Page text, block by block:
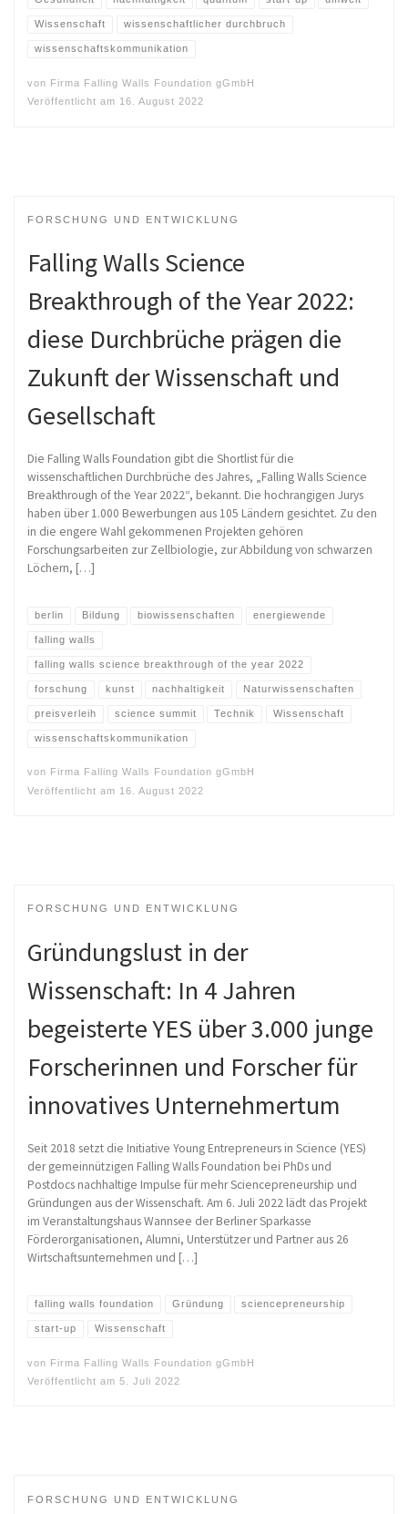
Wissenschaft wissenschaftlicher durchbruch
wissenschaftskommunikation
von Firma Falling Walls Foundation gGmbH
Veröffentlicht am 16. August 2022
FORSCHUNG UND ENTWICKLUNG
Falling Walls Science
Breakthrough of the Year 2022:
diese Durchbrüche prägen die
Zukunft der Wissenschaft und
Gesellschaft
Die Falling Walls Foundation gibt die Shortlist für die
wissenschaftlichen Durchbrüche des Jahres, „Falling Walls Science
Breakthrough of the Year 2022“, bekannt. Die hochrangigen Jurys
haben über 1.000 Bewerbungen aus 105 Ländern gesichtet. Zu den
in die engere Wahl gekommenen Projekten gehören
Forschungsarbeiten zur Zellbiologie, zur Abbildung von schwarzen
Löchern, […]
berlin Bildung biowissenschaften energiewende
falling walls
falling walls science breakthrough of the year 2022
forschung kunst nachhaltigkeit Naturwissenschaften
preisverleih science summit Technik Wissenschaft
wissenschaftskommunikation
von Firma Falling Walls Foundation gGmbH
Veröffentlicht am 16. August 2022
FORSCHUNG UND ENTWICKLUNG
Gründungslust in der
Wissenschaft: In 4 Jahren
begeisterte YES über 3.000 junge
Forscherinnen und Forscher für
innovatives Unternehmertum
Seit 2018 setzt die Initiative Young Entrepreneurs in Science (YES)
der gemeinnützigen Falling Walls Foundation bei PhDs und
Postdocs nachhaltige Impulse für mehr Sciencepreneurship und
Gründungen aus der Wissenschaft. Am 6. Juli 2022 lädt das Projekt
im Veranstaltungshaus Wannsee der Berliner Sparkasse
Förderorganisationen, Alumni, Unterstützer und Partner aus 26
Wirtschaftsunternehmen und […]
falling walls foundation Gründung sciencepreneurship
start-up Wissenschaft
von Firma Falling Walls Foundation gGmbH
Veröffentlicht am 5. Juli 2022
FORSCHUNG UND ENTWICKLUNG